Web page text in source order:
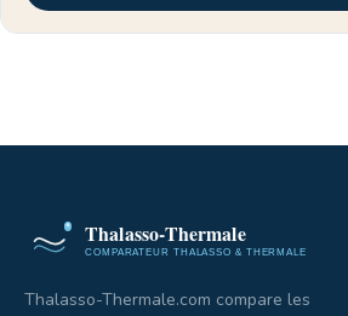
Thalasso-Thermale.com compare les